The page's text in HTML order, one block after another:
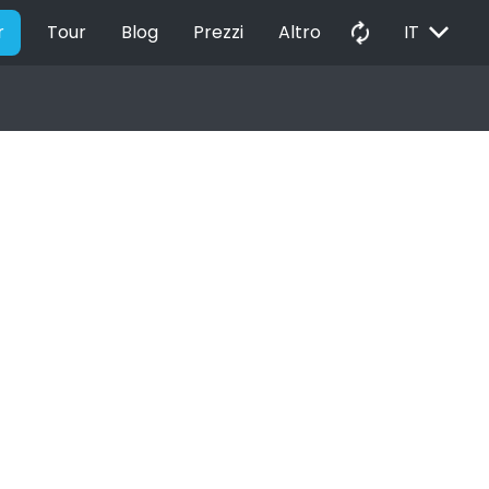
Tour Blog Prezzi Altro autorenew IT EXPAND_MORE